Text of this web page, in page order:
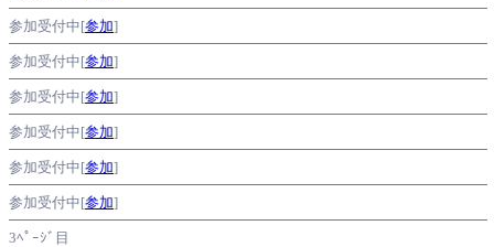
参加受付中[参加]
参加受付中[参加]
参加受付中[参加]
参加受付中[参加]
参加受付中[参加]
参加受付中[参加]
3ﾍﾟｰｼﾞ目